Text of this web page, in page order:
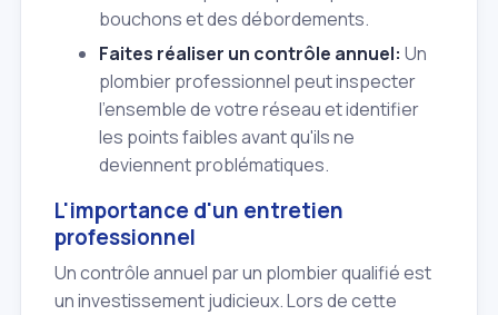
bouchons et des débordements.
Faites réaliser un contrôle annuel: Un
plombier professionnel peut inspecter
l'ensemble de votre réseau et identifier
les points faibles avant qu'ils ne
deviennent problématiques.
L'importance d'un entretien
professionnel
Un contrôle annuel par un plombier qualifié est
un investissement judicieux. Lors de cette